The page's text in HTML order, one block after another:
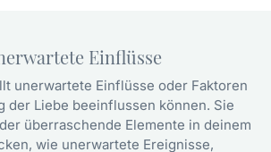
Einflüsse
unerwartete Einflüsse oder Faktoren
der Liebe beeinflussen können. Sie
überraschende Elemente in deinem
wie unerwartete Ereignisse,